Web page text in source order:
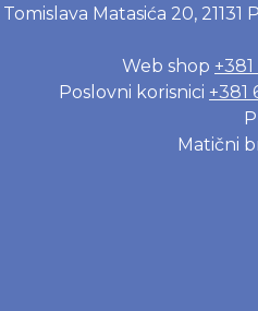
Tomislava Matasića 20, 21131
Web shop
Poslovni korisnici +381
Matični